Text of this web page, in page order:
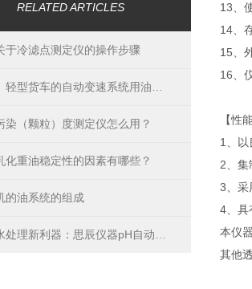
RELATED ARTICLES
于冷滤点测定仪的操作步骤
染（颗粒）度测定仪怎么用？
化重油稳定性的因素有哪些？
的油系统的组成
13、
14、
15、
16、
【性
1、以
2、集
3、采
4、具
本仪
其他